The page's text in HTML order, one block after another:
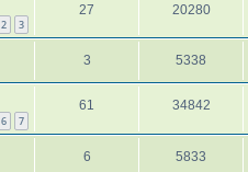
2 3
27 20280
3 5338
6 7
61 34842
6 5833